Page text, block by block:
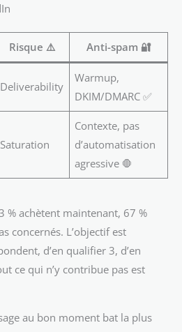
Risque ⚠️ Anti-spam 🔐
Deliverability
Warmup,
DKIM/DMARC ✅
Saturation
Contexte, pas
d’automatisation
agressive 🛑
% achètent maintenant, 67 %
concernés. L’objectif est
d’en qualifier 3, d’en
ce qui n’y contribue pas est
au bon moment bat la plus